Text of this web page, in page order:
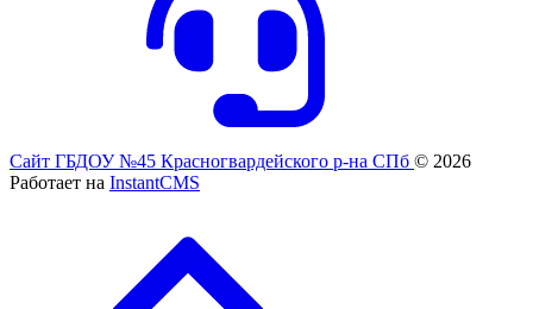
Сайт ГБДОУ №45 Красногвардейского р-на СПб © 2026
Работает на InstantCMS